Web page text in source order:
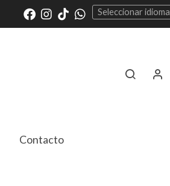
Seleccionar idioma
Contacto